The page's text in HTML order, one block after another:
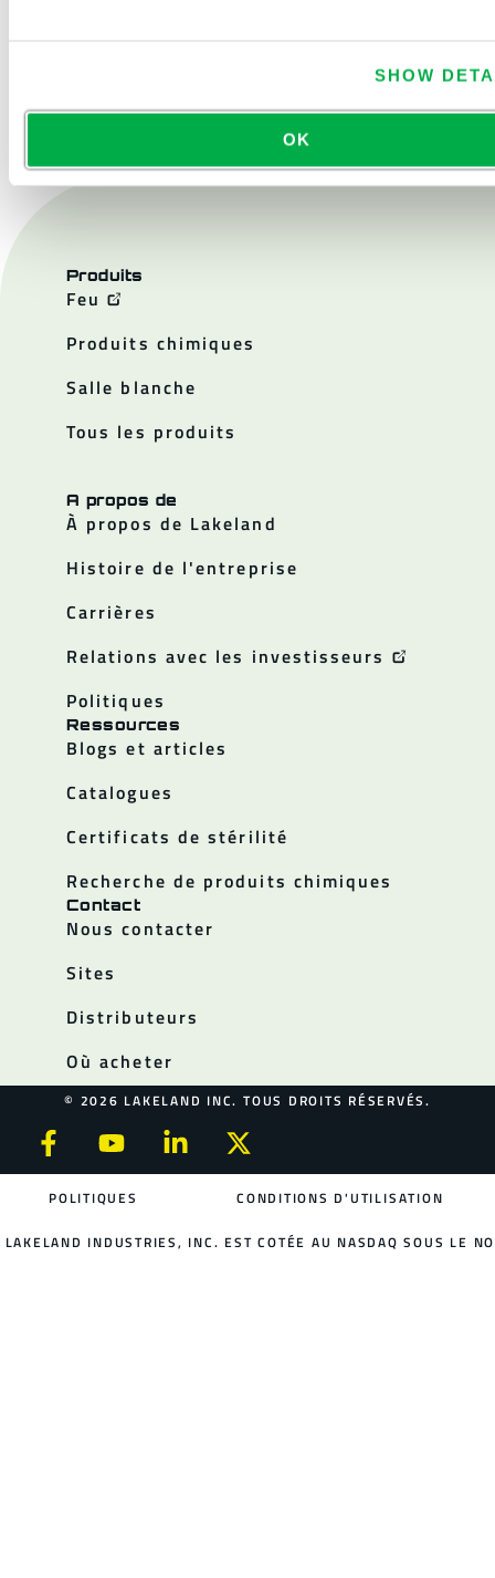
SHOW
OK
Produits
Feu
Produits chimiques
Salle blanche
Tous les produits
A propos de
À propos de Lakeland
Histoire de l'entreprise
Carrières
Relations avec les investisseurs
Politiques
Ressources
Blogs et articles
Catalogues
Certificats de stérilité
Recherche de produits chimiques
Contact
Nous contacter
Sites
Distributeurs
Où acheter
© 2026 LAKELAND INC. TOUS DROITS RÉSERVÉS.
POLITIQUES CONDITIONS D'UTILISATION
LAKELAND INDUSTRIES, INC. EST COTÉE AU NASDAQ SOUS LE